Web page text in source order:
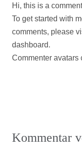
Hi, this is a
To get started with
comments, please
dashboard.
Commenter avatars
Kommentar